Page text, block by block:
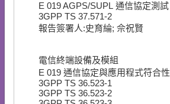
E 019 AGPS/SUPL 通信協定測試
3GPP TS 37.571-2
報告簽署人:史育綸; 佘祝賢
電信終端設備及模組
E 019 通信協定與應用程式符合性
3GPP TS 36.523-1
3GPP TS 36.523-2